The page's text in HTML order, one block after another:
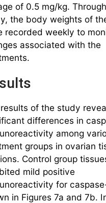
of 0.5 mg/kg.
the body weights of
recorded weekly to
associated with the
of the study
differences in
among
groups in ovarian
Control group
mild positive
for
in Figures 7a and 7b.